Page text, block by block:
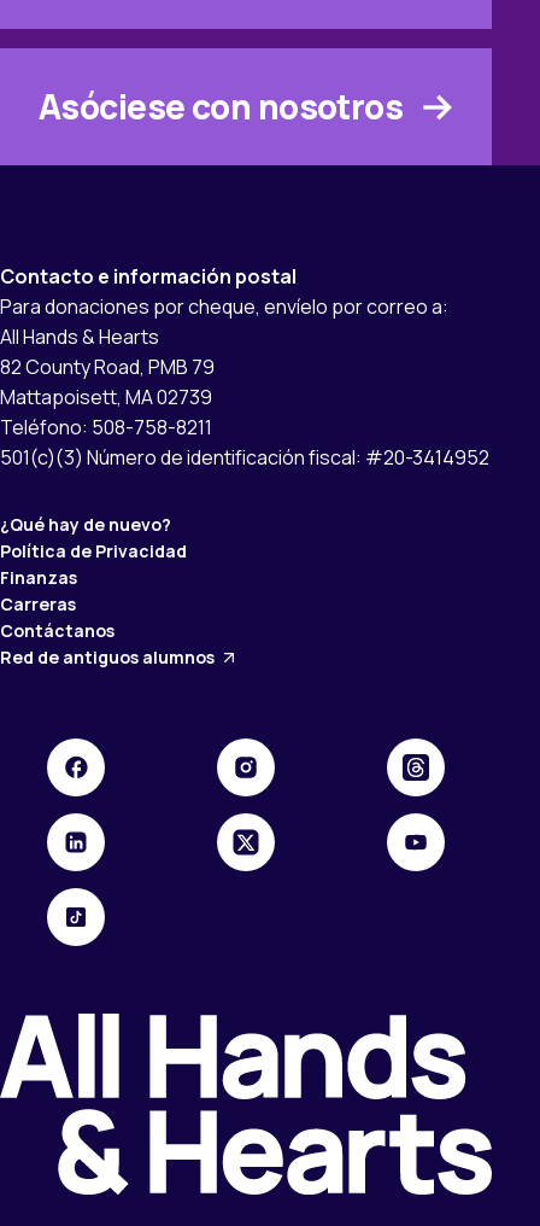
Asóciese con nosotros
Contacto e información postal
Para donaciones por cheque, envíelo por correo a:
All Hands & Hearts
82 County Road, PMB 79
Mattapoisett, MA 02739
Teléfono: 508-758-8211
501(c)(3) Número de identificación fiscal: #20-3414952
¿Qué hay de nuevo?
Política de Privacidad
Finanzas
Carreras
Contáctanos
Red de antiguos alumnos